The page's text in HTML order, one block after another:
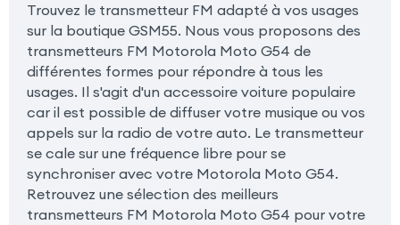
Trouvez le transmetteur FM adapté à vos usages
sur la boutique GSM55. Nous vous proposons des
transmetteurs FM Motorola Moto G54 de
différentes formes pour répondre à tous les
usages. Il s'agit d'un accessoire voiture populaire
car il est possible de diffuser votre musique ou vos
appels sur la radio de votre auto. Le transmetteur
se cale sur une fréquence libre pour se
synchroniser avec votre Motorola Moto G54.
Retrouvez une sélection des meilleurs
transmetteurs FM Motorola Moto G54 pour votre